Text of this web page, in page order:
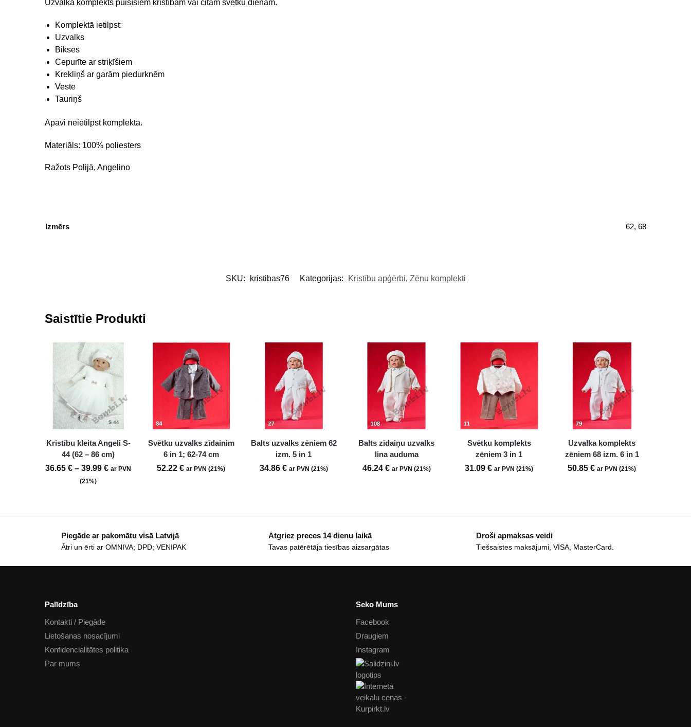
Uzvalka komplekts puisīšiem kristībām vai citām svētku dienām.
Komplektā ietilpst:
Uzvalks
Bikses
Cepurīte ar striķīšiem
Krekliņš ar garām piedurknēm
Veste
Tauriņš
Apavi neietilpst komplektā.
Materiāls: 100% poliesters
Ražots Polijā, Angelino
Izmērs 62, 68
SKU: kristibas76 Kategorijas: Kristību apģērbi, Zēnu komplekti
Saistītie Produkti
Kristību kleita Angeli S-
44 (62 – 86 cm)
36.65€ – 39.99€ ar PVN
(21%)
Svētku uzvalks zīdainim
6 in 1; 62-74 cm
52.22€ ar PVN (21%)
Balts uzvalks zēniem 62
izm. 5 in 1
34.86 € ar PVN (21%)
Balts zīdaiņu uzvalks
lina auduma
46.24 € ar PVN (21%)
Svētku komplekts
zēniem 3 in 1
31.09€ ar PVN (21%)
Uzvalka komplekts
zēniem 68 izm. 6 in 1
50.85€ ar PVN (21%)
Piegāde ar pakomātu visā Latvijā
Ātri un ērti ar OMNIVA; DPD; VENIPAK
Atgriez preces 14 dienu laikā
Tavas patērētāja tiesības aizsargātas
Droši apmaksas veidi
Tiešsaistes maksājumi, VISA, MasterCard.
Palīdzība
Kontakti / Piegāde
Lietošanas nosacījumi
Konfidencialitātes politika
Par mums
Seko Mums
Facebook
Draugiem
Instagram